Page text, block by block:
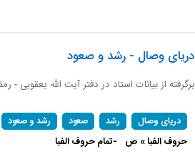
دریای وصال - رشد و صعود
برگرفته از بیانات استاد در دفتر آیت الله یعقوبی - رمضان
دریای وصال رشد صعود رشد و صعود
حروف الفبا » ص -تمام حروف الفبا